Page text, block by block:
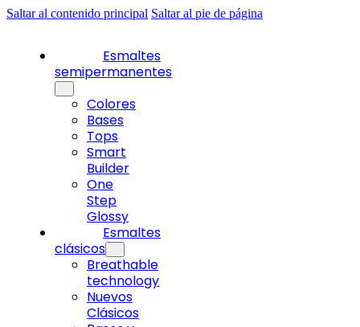
Saltar al contenido principal Saltar al pie de página
Esmaltes
semipermanentes
Colores
Bases
Tops
Smart
Builder
One
Step
Glossy
Esmaltes
clásicos
Breathable
technology
Nuevos
Clásicos